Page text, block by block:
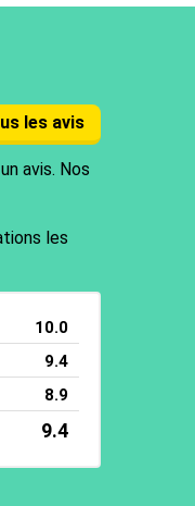
les avis
avis. Nos
les
10.0
9.4
8.9
9.4